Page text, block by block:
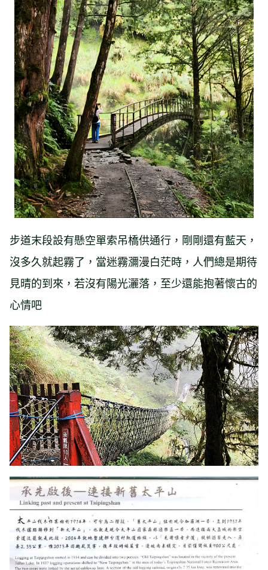
步道末段設有懸空單索吊橋供通行，剛剛還有藍天，
沒多久就起霧了，當迷霧瀰漫白茫時，人們總是期待
見晴的到來，若沒有陽光灑落，至少還能抱著懷古的
心情吧